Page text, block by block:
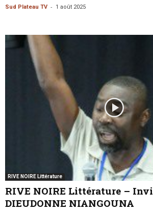
Sud Plateau TV - 1 août 2025
RIVE NOIRE Littérature
RIVE NOIRE Littérature –
DIEUDONNE NIANGOUNA